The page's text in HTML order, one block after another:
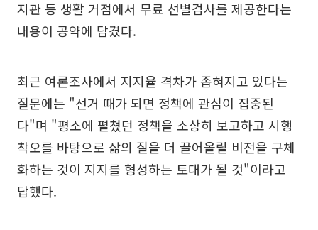
지관 등 생활 거점에서 무료 선별검사를 제공한다는
내용이 공약에 담겼다.
최근 여론조사에서 지지율 격차가 좁혀지고 있다는
질문에는 "선거 때가 되면 정책에 관심이 집중된
다"며 "평소에 펼쳤던 정책을 소상히 보고하고 시행
착오를 바탕으로 삶의 질을 더 끌어올릴 비전을 구체
화하는 것이 지지를 형성하는 토대가 될 것"이라고
답했다.